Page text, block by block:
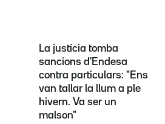
La justícia tomba
sancions d'Endesa
contra particulars: "Ens
van tallar la llum a ple
hivern. Va ser un
malson"